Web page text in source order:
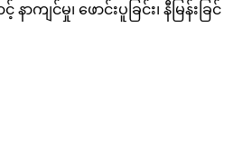
၊ ဖောင်းပူခြင်း၊ နီမြန်းခြင်